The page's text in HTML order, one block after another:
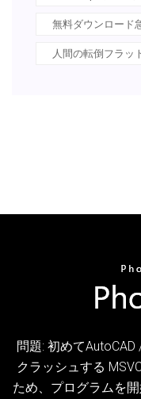
無料ダウンロード
人間の転倒フラッ
問題: 初めて
クラッシュする
ため、プログラムを